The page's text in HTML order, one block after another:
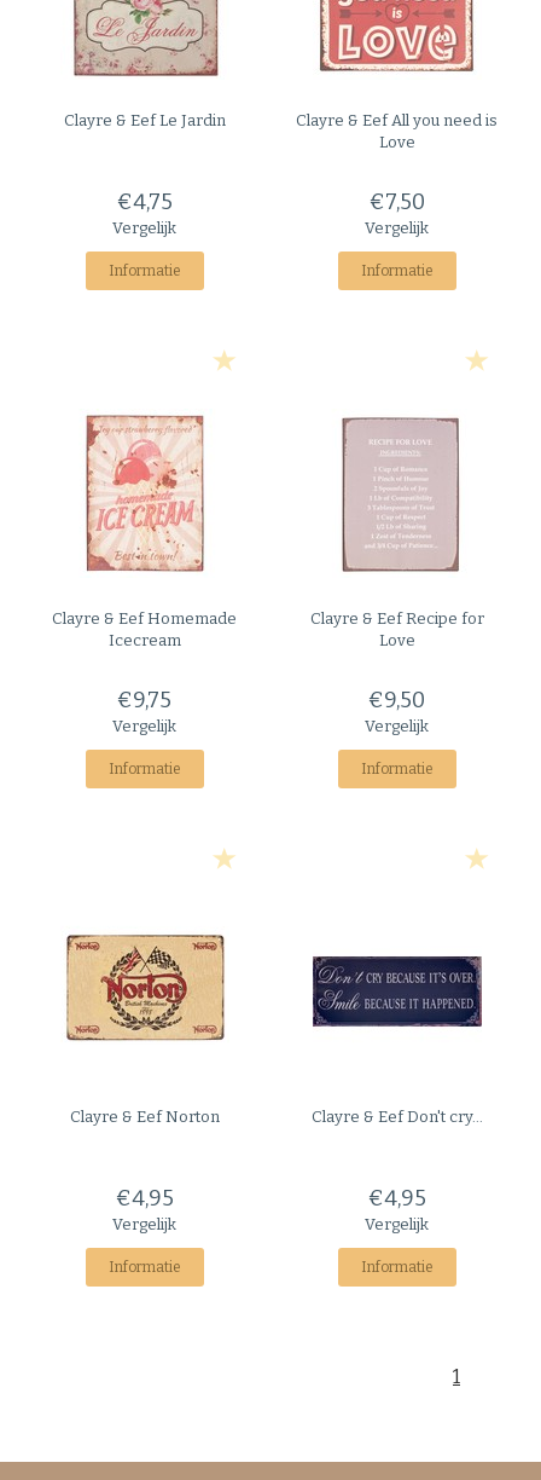
Clayre & EefLe Jardin
€4,75
Vergelijk
Informatie
Clayre & EefAll you need is
Love
€7,50
Vergelijk
Informatie
Clayre & EefHomemade
Icecream
€9,75
Vergelijk
Informatie
Clayre & EefRecipe for
Love
€9,50
Vergelijk
Informatie
Clayre & EefNorton
€4,95
Vergelijk
Informatie
Clayre & EefDon't cry...
€4,95
Vergelijk
Informatie
1